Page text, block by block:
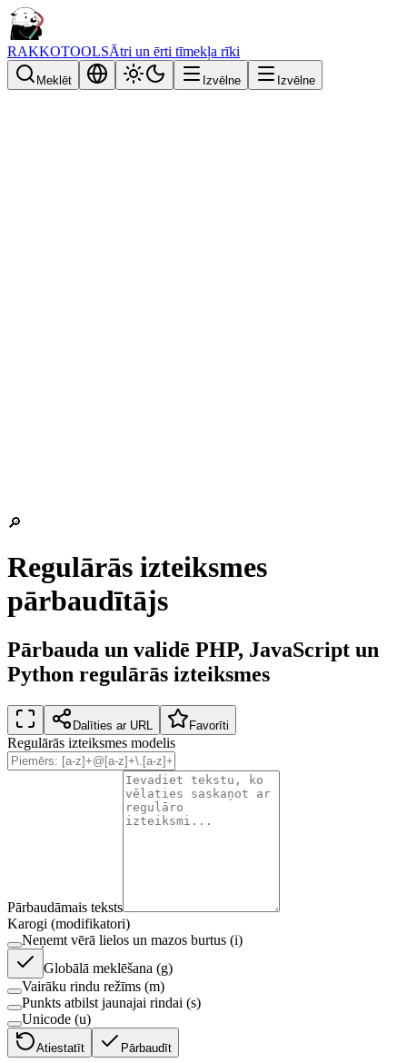
RAKKOTOOLSĀtri un ērti tīmekļa rīki
Meklēt Izvēlne Izvēlne
🔎
Regulārās izteiksmes
pārbaudītājs
Pārbauda un validē PHP, JavaScript un
Python regulārās izteiksmes
Dalīties ar URL Favorīti
Regulārās izteiksmes modelis
Pārbaudāmais teksts
Karogi (modifikatori)
Neņemt vērā lielos un mazos burtus (i)
Globālā meklēšana (g)
Vairāku rindu režīms (m)
Punkts atbilst jaunajai rindai (s)
Unicode (u)
Atiestatīt Pārbaudīt